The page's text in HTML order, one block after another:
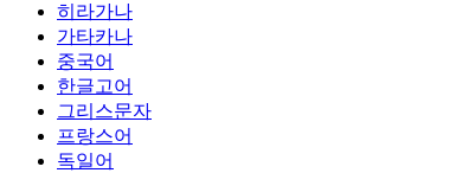
히라가나
가타카나
중국어
한글고어
그리스문자
프랑스어
독일어